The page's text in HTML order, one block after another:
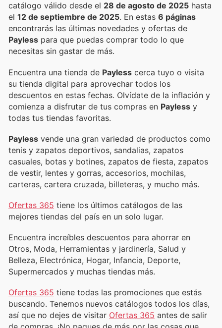
catálogo válido desde el 28 de agosto de 2025 hasta
el 12 de septiembre de 2025 . En estas 6 páginas
encontrarás las últimas novedades y ofertas de
Payless para que puedas comprar todo lo que
necesitas sin gastar de más.
Encuentra una tienda de Payless cerca tuyo o visita
su tienda digital para aprovechar todos los
descuentos en estas fechas. Olvídate de la inflación y
comienza a disfrutar de tus compras en Payless y
todas tus tiendas favoritas.
Payless vende una gran variedad de productos como
tenis y zapatos deportivos, sandalias, zapatos
casuales, botas y botines, zapatos de fiesta, zapatos
de vestir, lentes y gorras, accesorios, mochilas,
carteras, cartera cruzada, billeteras, y mucho más.
Ofertas 365 tiene los últimos catálogos de las
mejores tiendas del país en un solo lugar.
Encuentra increíbles descuentos para ahorrar en
Otros, Moda, Herramientas y jardinería, Salud y
Belleza, Electrónica, Hogar, Infancia, Deporte,
Supermercados y muchas tiendas más.
Ofertas 365 tiene todas las promociones que estás
buscando. Tenemos nuevos catálogos todos los días,
así que no dejes de visitar Ofertas 365 antes de salir